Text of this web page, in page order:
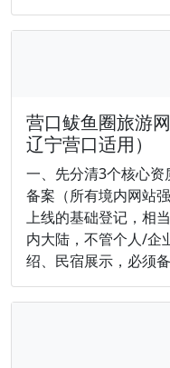
营口鲅鱼圈旅游
辽宁营口适用）
一、先分清3个核心资
备案（所有境内网站
上线的基础登记，相
内大陆，不管个人/企
绍、民宿展示，必须